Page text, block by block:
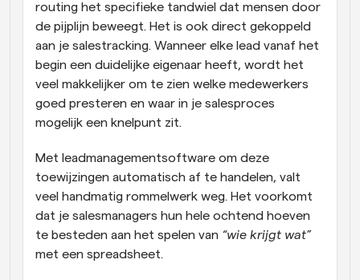
routing het specifieke tandwiel dat mensen door
de pijplijn beweegt. Het is ook direct gekoppeld
aan je salestracking. Wanneer elke lead vanaf het
begin een duidelijke eigenaar heeft, wordt het
veel makkelijker om te zien welke medewerkers
goed presteren en waar in je salesproces
mogelijk een knelpunt zit.
Met leadmanagementsoftware om deze
toewijzingen automatisch af te handelen, valt
veel handmatig rommelwerk weg. Het voorkomt
dat je salesmanagers hun hele ochtend hoeven
te besteden aan het spelen van “wie krijgt wat”
met een spreadsheet.